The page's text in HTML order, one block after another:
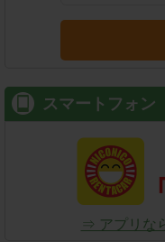
スマートフォン
⇒ アプリな